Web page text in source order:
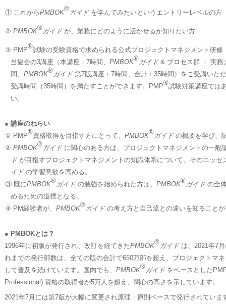
① これからPMBOK
®
ガイドを学んでみたいというエントリーレベルの方
②PMBOK
®
ガイドが、業務にどのように活かせるか知りたい方
③ PMP
®
試験の受験資格で求められる公式プロジェクトマネジメント研
当協会の3講座（本講座：7時間、 PMBOK
®
ガイド& プロセス群 ： 実務
間、 PMBOK
®
ガイド第7版講座：7時間、合計：35時間）をご受講いた
受講時間（35時間）を満たすことができます。PMP
®
試験対策講座では
い。
● 講座のねらい
① PMP
®
資格取得を目指す方にとって、PMBOK
®
ガイドの概要を学び、
②PMBOK
®
ガイドに関心のある方は、プロジェクトマネジメントの一般
ドが目指すプロジェクトマネジメントの知識体系について、そのエッセ
イドの学習意欲を高める。
③ 既にPMBOK
®
ガイドの勉強を始められた方は、PMBOK
®
ガイドの全
めるための道標となる。
④ PM経験者が、PMBOK
®
ガイドの考え方と自己流との違いを知ること
● PMBOKとは？
1996年に初版が発行され、改訂を経てきたPMBOK
®
ガイドは、2021年7
れまでの発行部数は、全ての版の合計で650万部を超え、プロジェクトマ
して普及を続けています。国内でも、PMBOK
®
ガイドをベースとした
Professional) 資格の取得者が5万人を超え、関心の高さを示しています。
2021年7月には第7版が大幅に変更され原理・原則ベースで発行されてい